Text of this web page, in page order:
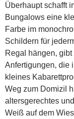
Überhaupt schafft
Bungalows eine
Farbe im
Schildern für
Regal hängen,
Anfertigungen, die
kleines
Weg zum Domizil
altersgerechtes
Weiß auf dem